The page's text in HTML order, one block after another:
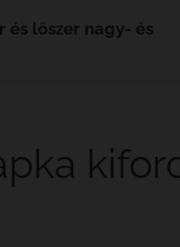
és lőszer nagy- és